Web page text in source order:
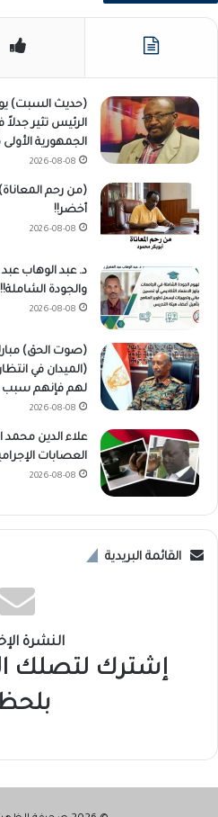
(حديث السبت)
الرئيس تثير
الجمهورية
2026-08-08
(من رحم
أخضر!!
2026-08-08
د. عبد الوهاب
والجودة الشاملة!!
2026-08-08
(صوت الحق)
(الميدان في
لهم فإنهم سبب
2026-08-08
علاء الدين
العصابات
2026-08-08
القائمة البريدية
النشرة
إشترك لتصلك